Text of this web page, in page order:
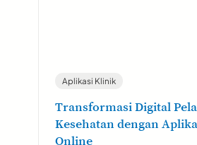
Aplikasi Klinik
Transformasi Digital
Kesehatan dengan
Online